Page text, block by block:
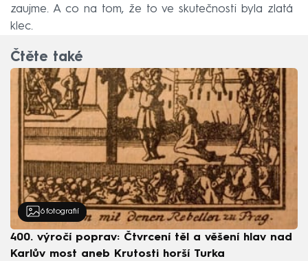
zaujme. A co na tom, že to ve skutečnosti byla zlatá
klec.
Čtěte také
6 fotografií
400. výročí poprav: Čtvrcení těl a věšení hlav nad
Karlův most aneb Krutosti horší Turka